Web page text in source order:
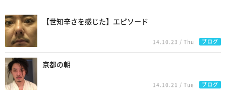
【世知辛さを感じた】エピソード
14.10.23 / Thu ブログ
京都の朝
14.10.21 / Tue ブログ